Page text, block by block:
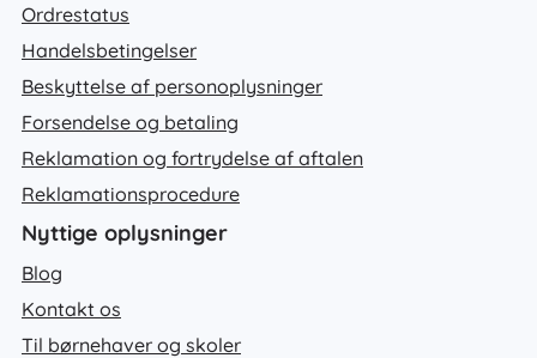
Ordrestatus
Handelsbetingelser
Beskyttelse af personoplysninger
Forsendelse og betaling
Reklamation og fortrydelse af aftalen
Reklamationsprocedure
Nyttige oplysninger
Blog
Kontakt os
Til børnehaver og skoler